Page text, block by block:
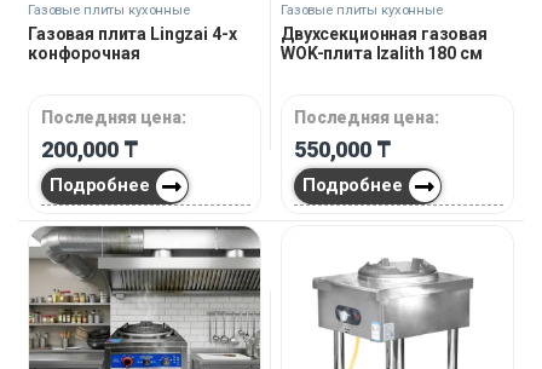
Газовые плиты кухонные
Газовая плита Lingzai 4-х
конфорочная
Последняя цена:
200,000 ₸
Подробнее
Газовые плиты кухонные
Двухсекционная газовая
WOK-плита Izalith 180 см
Последняя цена:
550,000 ₸
Подробнее